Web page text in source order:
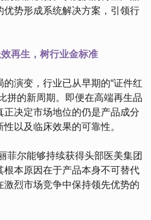
优势形成系统解决方案，引领行
再生，树行业金标准
演变，行业已从早期的“证件红
拼的新周期。即便在高端再生品
决定市场地位的仍是产品成分
以及临床效果的可靠性。
菲尔能够持续获得头部医美集团
根本原因在于产品本身不可替代
烈市场竞争中保持领先优势的